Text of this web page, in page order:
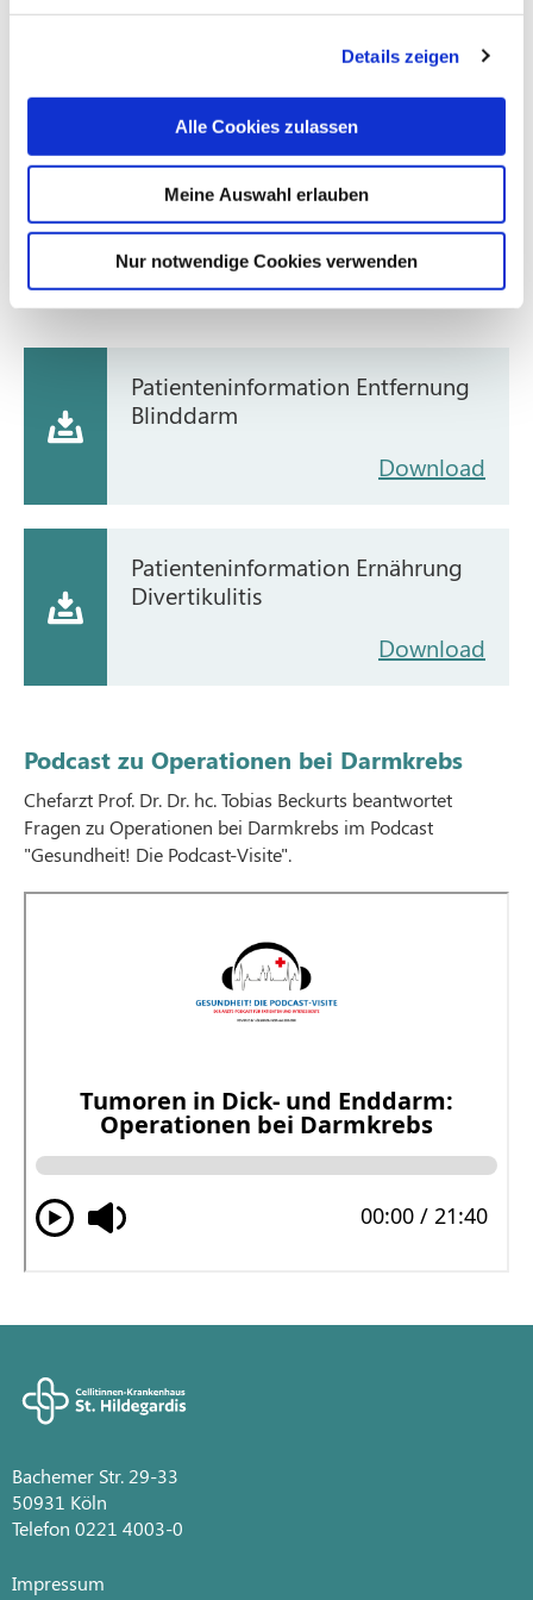
Details zeigen
Alle Cookies zulassen
Meine Auswahl erlauben
Nur notwendige Cookies verwenden
deutschen Sprachraum (medizinisch nicht korrekt) als
laparoskopischer Entfernung des Wurmfortsatzes
(Schlüsselloch-Chirurgie) kann heute ein
Krankenhausaufenthalt deutlich verkürzt werden.
Blinddarmentzündung
Patienteninformationen zum Download
Patienteninformation Entfernung
Blinddarm
Download
Patienteninformation Ernährung
Divertikulitis
Download
Podcast zu Operationen bei Darmkrebs
Chefarzt Prof. Dr. Dr. hc. Tobias Beckurts beantwortet
Fragen zu Operationen bei Darmkrebs im Podcast
"Gesundheit! Die Podcast-Visite".
Bachemer Str. 29-33
50931 Köln
Telefon 0221 4003-0
Impressum